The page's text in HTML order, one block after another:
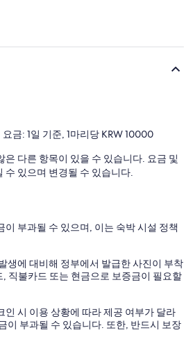
금: 1일 기준, 1마리당 KRW 10000
은 다른 항목이 있을 수 있습니다. 요금 및
수 있으며 변경될 수 있습니다.
이 부과될 수 있으며, 이는 숙박 시설 정책
생에 대비해 정부에서 발급한 사진이 부착
직불카드 또는 현금으로 보증금이 필요할
인 시 이용 상황에 따라 제공 여부가 달라
이 부과될 수 있습니다. 또한, 반드시 보장